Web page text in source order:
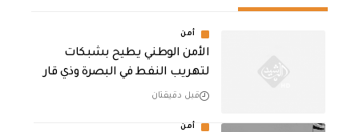
أمن
الأمن الوطني يطيح بشبكات
لتهريب النفط في البصرة وذي قار
قبل دقيقتان
أمن